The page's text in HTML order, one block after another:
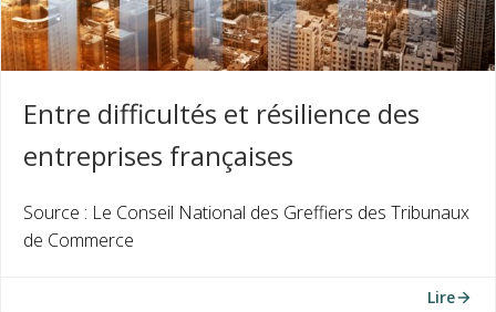
Entre difficultés et résilience des
entreprises françaises
Source : Le Conseil National des Greffiers des Tribunaux
de Commerce
Lire